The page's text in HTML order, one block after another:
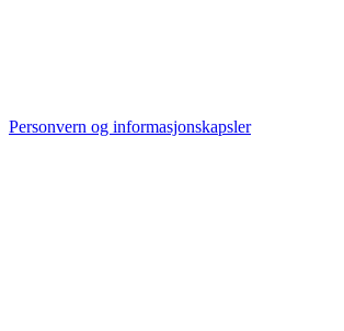
Personvern og informasjonskapsler